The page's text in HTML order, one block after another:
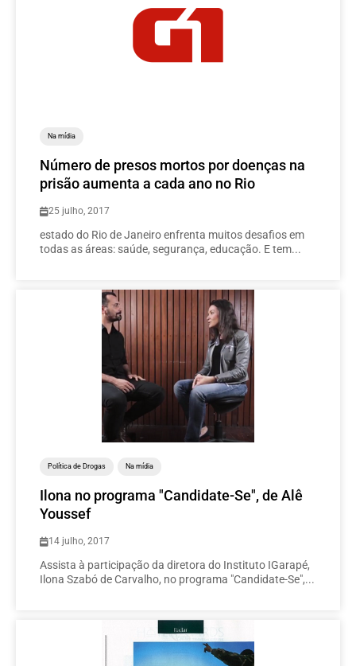
Na mídia
Número de presos mortos por doenças na
prisão aumenta a cada ano no Rio
25 julho, 2017
estado do Rio de Janeiro enfrenta muitos desafios em
todas as áreas: saúde, segurança, educação. E tem...
Política de Drogas Na mídia
Ilona no programa "Candidate-Se", de Alê
Youssef
14 julho, 2017
Assista à participação da diretora do Instituto IGarapé,
Ilona Szabó de Carvalho, no programa "Candidate-Se",...